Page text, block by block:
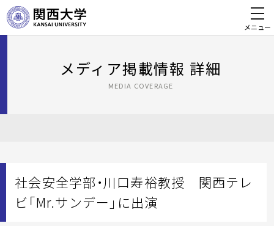
メニュー
メディア掲載情報 詳細
MEDIA COVERAGE
社会安全学部・川口寿裕教授 関西テレ
ビ「Mr.サンデー」に出演